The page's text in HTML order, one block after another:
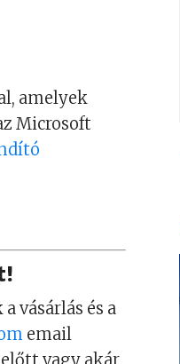
amelyek
Microsoft
vásárlás és a
email